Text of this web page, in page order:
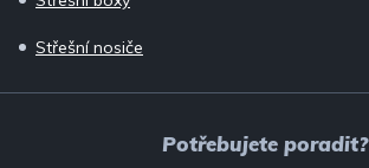
Střešní nosiče
Potřebujete poradit?